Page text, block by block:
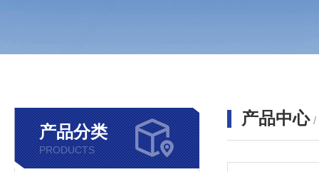
产品分类
PRODUCTS
产品中心 /